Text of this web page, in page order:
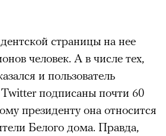
страницы на нее
человек. А в числе тех,
и пользователь
подписаны почти 60
президенту она относится
Белого дома. Правда,